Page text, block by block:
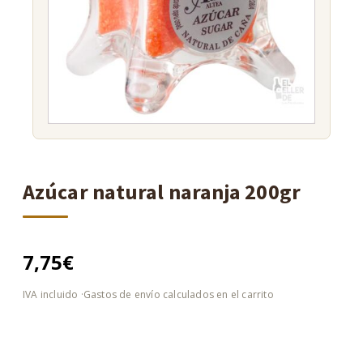
Azúcar natural naranja 200gr
7,75€